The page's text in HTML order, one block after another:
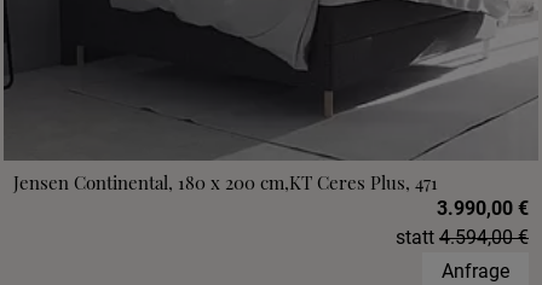
Jensen Continental, 180 x 200 cm,KT Ceres Plus, 471
3.990,00 €
statt 4.594,00 €
Anfrage